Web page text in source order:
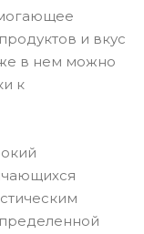
и вкус
в нем можно
к